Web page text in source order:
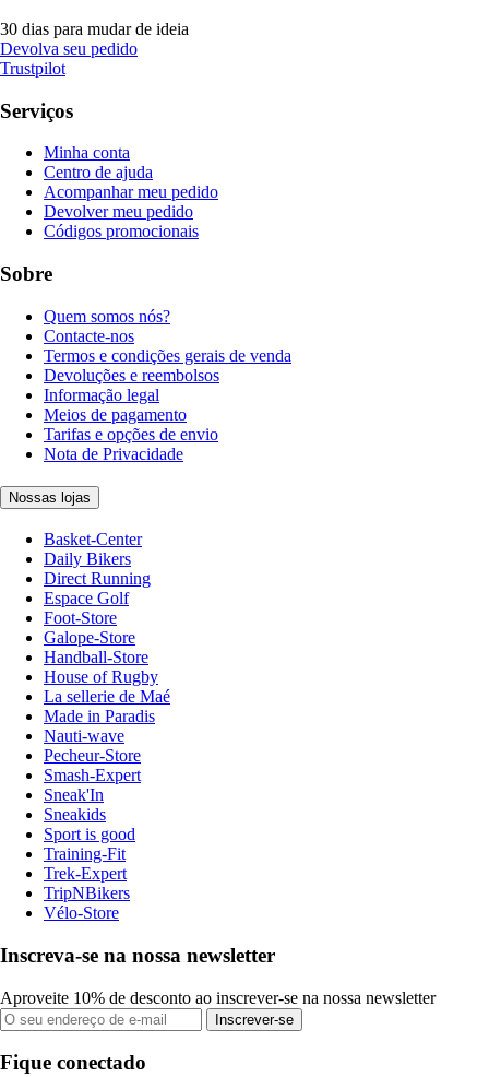
30 dias para mudar de ideia
Devolva seu pedido
Trustpilot
Serviços
Minha conta
Centro de ajuda
Acompanhar meu pedido
Devolver meu pedido
Códigos promocionais
Sobre
Quem somos nós?
Contacte-nos
Termos e condições gerais de venda
Devoluções e reembolsos
Informação legal
Meios de pagamento
Tarifas e opções de envio
Nota de Privacidade
Nossas lojas
Basket-Center
Daily Bikers
Direct Running
Espace Golf
Foot-Store
Galope-Store
Handball-Store
House of Rugby
La sellerie de Maé
Made in Paradis
Nauti-wave
Pecheur-Store
Smash-Expert
Sneak'In
Sneakids
Sport is good
Training-Fit
Trek-Expert
TripNBikers
Vélo-Store
Inscreva-se na nossa newsletter
Aproveite 10% de desconto ao inscrever-se na nossa newsletter
Inscrever-se
Fique conectado